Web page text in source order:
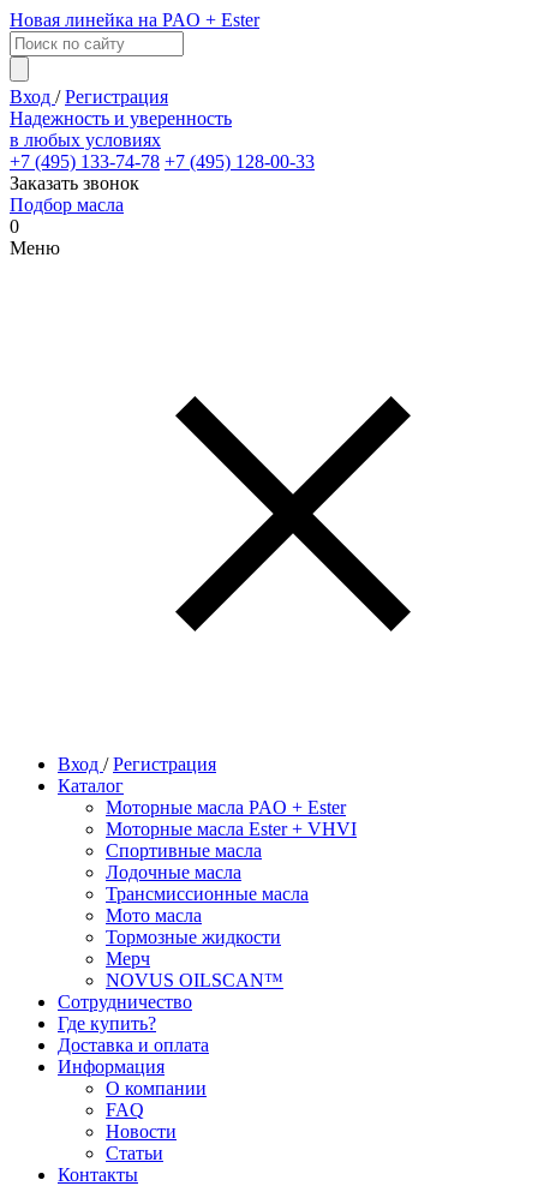
Новая линейка на PAO + Ester
Вход /Регистрация
Надежность и уверенность
в любых условиях
+7 (495) 133-74-78 +7 (495) 128-00-33
Заказать звонок
Подбор масла
0
Меню
Вход /Регистрация
Каталог
Моторные масла PAO + Ester
Моторные масла Ester + VHVI
Спортивные масла
Лодочные масла
Трансмиссионные масла
Мото масла
Тормозные жидкости
Мерч
NOVUS OILSCAN™
Сотрудничество
Где купить?
Доставка и оплата
Информация
О компании
FAQ
Новости
Статьи
Контакты